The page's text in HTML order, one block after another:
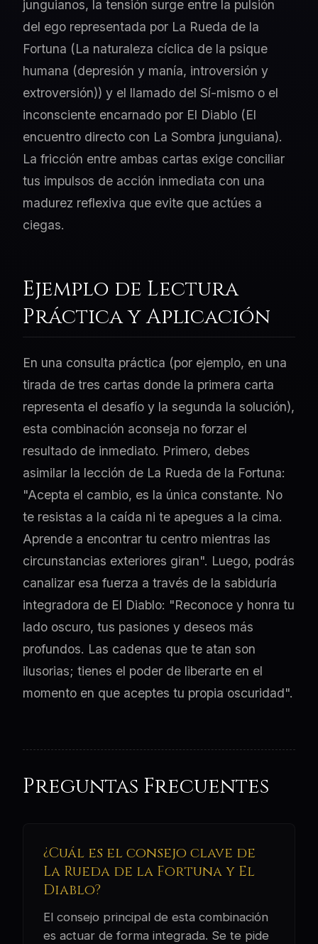
junguianos, la tensión surge entre la pulsión
del ego representada por La Rueda de la
Fortuna (La naturaleza cíclica de la psique
humana (depresión y manía, introversión y
extroversión)) y el llamado del Sí-mismo o el
inconsciente encarnado por El Diablo (El
encuentro directo con La Sombra junguiana).
La fricción entre ambas cartas exige conciliar
tus impulsos de acción inmediata con una
madurez reflexiva que evite que actúes a
ciegas.
Ejemplo de Lectura
Práctica y Aplicación
En una consulta práctica (por ejemplo, en una
tirada de tres cartas donde la primera carta
representa el desafío y la segunda la solución),
esta combinación aconseja no forzar el
resultado de inmediato. Primero, debes
asimilar la lección de La Rueda de la Fortuna:
"Acepta el cambio, es la única constante. No
te resistas a la caída ni te apegues a la cima.
Aprende a encontrar tu centro mientras las
circunstancias exteriores giran". Luego, podrás
canalizar esa fuerza a través de la sabiduría
integradora de El Diablo: "Reconoce y honra tu
lado oscuro, tus pasiones y deseos más
profundos. Las cadenas que te atan son
ilusorias; tienes el poder de liberarte en el
momento en que aceptes tu propia oscuridad".
Preguntas Frecuentes
¿Cuál es el consejo clave de
La Rueda de la Fortuna y El
Diablo?
El consejo principal de esta combinación
es actuar de forma integrada. Se te pide